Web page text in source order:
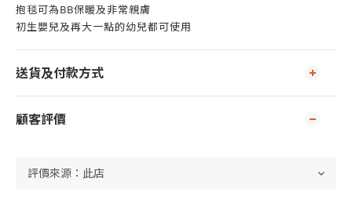
抱毯可為BB保暖及非常親膚
初生嬰兒及再大一點的幼兒都可使用
送貨及付款方式
顧客評價